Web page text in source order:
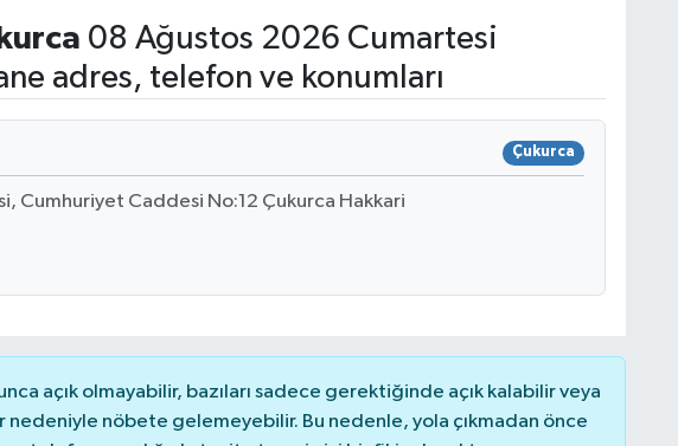
08 Ağustos 2026 Cumartesi
adres, telefon ve konumları
Çukurca
Cumhuriyet Caddesi No:12 Çukurca Hakkari
açık olmayabilir, bazıları sadece gerektiğinde açık kalabilir veya
nedeniyle nöbete gelemeyebilir. Bu nedenle, yola çıkmadan önce